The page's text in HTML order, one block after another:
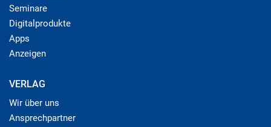
Seminare
Digitalprodukte
Apps
Anzeigen
VERLAG
Wir über uns
Ansprechpartner